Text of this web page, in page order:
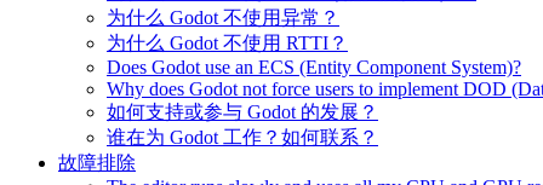
为什么 Godot 不使用异常？
为什么 Godot 不使用 RTTI？
Does Godot use an ECS (Entity Component System)?
Why does Godot not force users to implement DOD
如何支持或参与 Godot 的发展？
谁在为 Godot 工作？如何联系？
故障排除